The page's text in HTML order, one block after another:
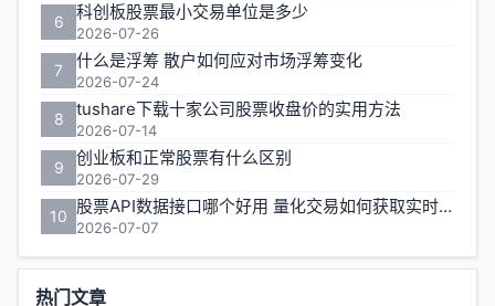
6 科创板股票最小交易单位是多少
2026-07-26
7 什么是浮筹 散户如何应对市场浮筹变化
2026-07-24
8 tushare下载十家公司股票收盘价的实用方法
2026-07-14
9 创业板和正常股票有什么区别
2026-07-29
10 股票API数据接口哪个好用 量化交易如何获取实时行情
2026-07-07
热门文章